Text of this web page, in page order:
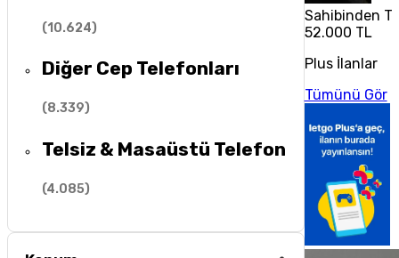
(10.624)
Diğer Cep Telefonları
(8.339)
Telsiz & Masaüstü Telefon
(4.085)
Sahibinden
52.000 TL
Plus İlanlar
Tümünü Gör